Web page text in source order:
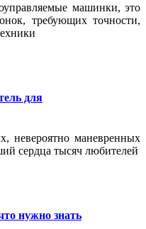
машинки, это
требующих точности,
для
невероятно маневренных
сердца тысяч любителей
нужно знать